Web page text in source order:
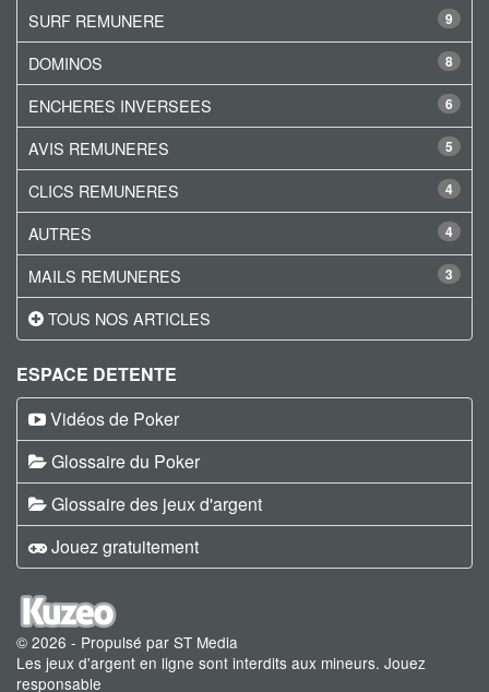
9
SURF REMUNERE
8
DOMINOS
6
ENCHERES INVERSEES
5
AVIS REMUNERES
4
CLICS REMUNERES
4
AUTRES
3
MAILS REMUNERES
TOUS NOS ARTICLES
ESPACE DETENTE
Vidéos de Poker
Glossaire du Poker
Glossaire des jeux d'argent
Jouez gratuitement
© 2026 - Propulsé par ST Media
Les jeux d'argent en ligne sont interdits aux mineurs. Jouez
responsable